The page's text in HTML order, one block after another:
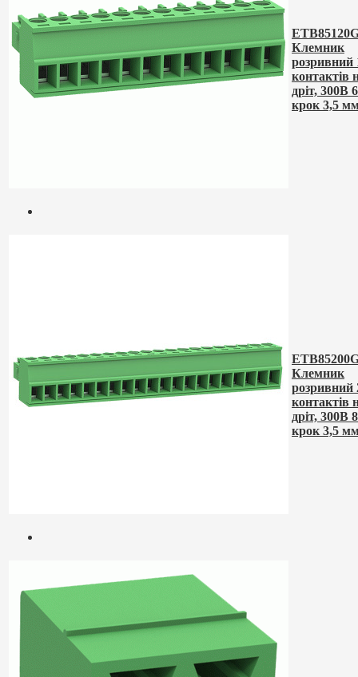
Клемник
розривний
контактів
дріт, 300В
крок 3,5
Клемник
розривний
контактів
дріт, 300В
крок 3,5